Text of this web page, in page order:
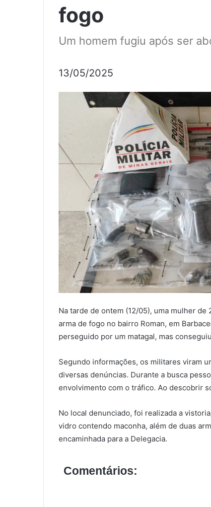
fogo
Um homem fugiu após ser
13/05/2025
Na tarde de ontem (12/05), uma mulher
arma de fogo no bairro Roman, em
perseguido por um matagal, mas
Segundo informações, os militares viram
diversas denúncias. Durante a busca
envolvimento com o tráfico. Ao descobrir
No local denunciado, foi realizada a
vidro contendo maconha, além de duas
encaminhada para a Delegacia.
Comentários: